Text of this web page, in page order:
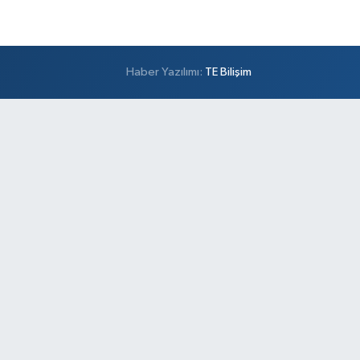
Haber Yazılımı: TE Bilişim